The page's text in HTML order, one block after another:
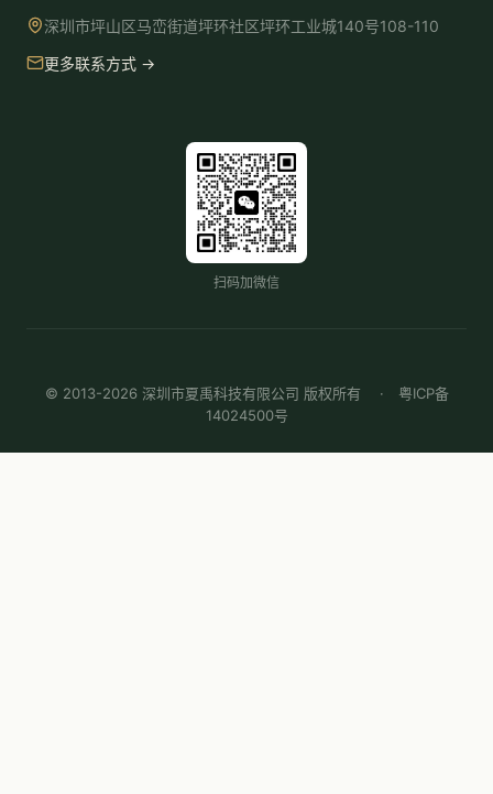
深圳市坪山区马峦街道坪环社区坪环工业城140号108-110
更多联系方式 →
扫码加微信
© 2013-2026 深圳市夏禹科技有限公司 版权所有 · 粤ICP备
14024500号